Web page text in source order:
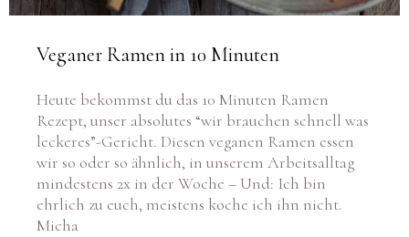
Veganer Ramen in 10 Minuten
Heute bekommst du das 10 Minuten Ramen
Rezept, unser absolutes “wir brauchen schnell was
leckeres”-Gericht. Diesen veganen Ramen essen
wir so oder so ähnlich, in unserem Arbeitsalltag
mindestens 2x in der Woche – Und: Ich bin
ehrlich zu euch, meistens koche ich ihn nicht.
Micha